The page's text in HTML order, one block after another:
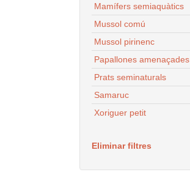
Mamífers semiaquàtics
Mussol comú
Mussol pirinenc
Papallones amenaçades
Prats seminaturals
Samaruc
Xoriguer petit
Eliminar filtres